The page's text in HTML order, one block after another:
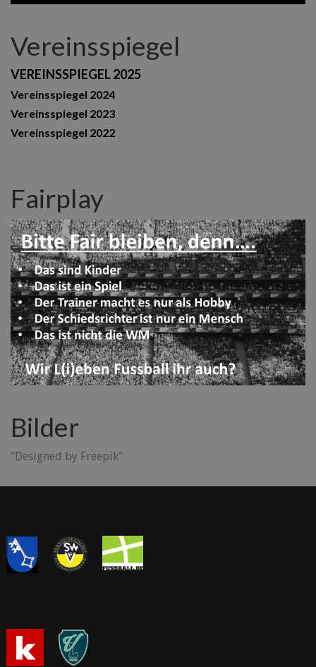
Vereinsspiegel
VEREINSSPIEGEL 2025
Vereinsspiegel 2024
Vereinsspiegel 2023
Vereinsspiegel 2022
Fairplay
Bilder
"Designed by Freepik"